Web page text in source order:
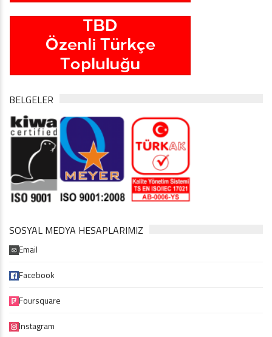
BELGELER
SOSYAL MEDYA HESAPLARIMIZ
Email
Facebook
Foursquare
Instagram